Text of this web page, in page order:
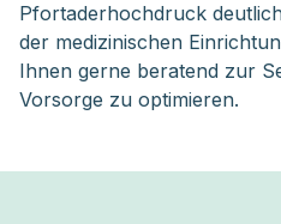
Pfortaderhochdruck
der medizinischen
Ihnen gerne beratend zur
Vorsorge zu optimieren.